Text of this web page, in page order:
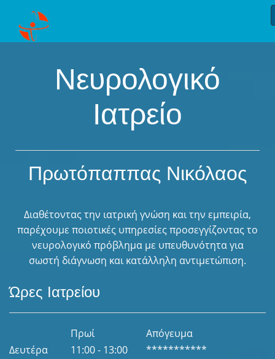
Νευρολογικό
Ιατρείο
Πρωτόπαππας Νικόλαος
Διαθέτοντας την ιατρική γνώση και την εμπειρία,
παρέχουμε ποιοτικές υπηρεσίες προσεγγίζοντας το
νευρολογικό πρόβλημα με υπευθυνότητα για
σωστή διάγνωση και κατάλληλη αντιμετώπιση.
Ώρες Ιατρείου
Πρωί
Απόγευμα
Δευτέρα
11:00 - 13:00
***********